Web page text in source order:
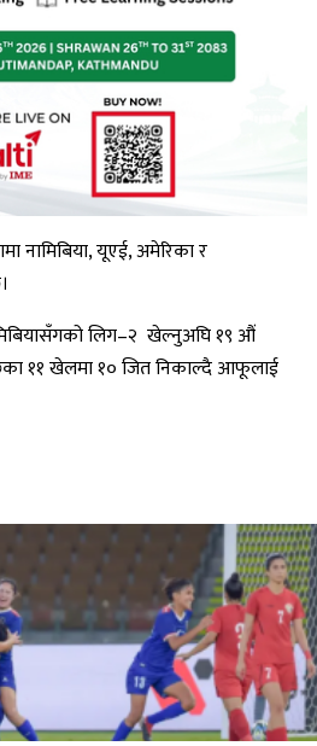
नामिबिया, यूएई, अमेरिका र
लिग–२ खेल्नुअघि १९ औं
११ खेलमा १० जित निकाल्दै आफूलाई